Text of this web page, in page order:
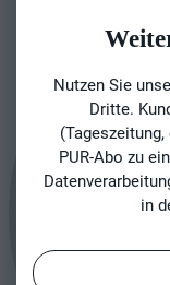
Nutzen Sie
Dritte.
PUR-Abo zu
in